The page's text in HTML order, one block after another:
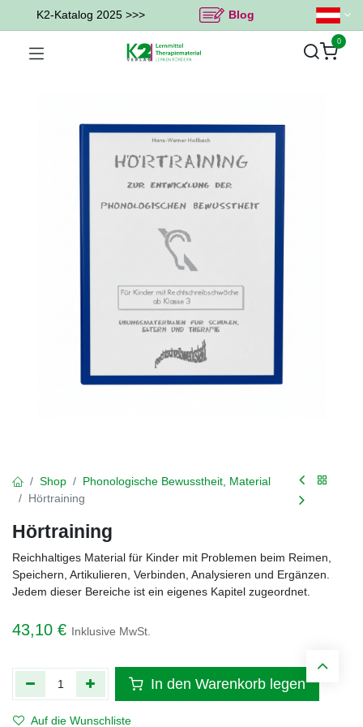
K2-Katalog 2025 >>> Blog
0
Shop
Phonologische Bewusstheit, Material
Hörtraining
Hörtraining
Reichhaltiges Material für Kinder mit Problemen beim Reimen,
Speichern, Artikulieren, Verbinden, Analysieren und Ergänzen.
Jedem dieser Bereiche ist ein eigenes Kapitel zugeordnet.
43,10 € Inklusive MwSt.
In den Warenkorb legen
Auf die Wunschliste